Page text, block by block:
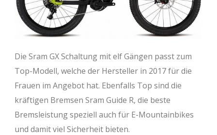
Die Sram GX Schaltung mit elf Gängen passt zum
Top-Modell, welche der Hersteller in 2017 für die
Frauen im Angebot hat. Ebenfalls Top sind die
kräftigen Bremsen Sram Guide R, die beste
Bremsleistung speziell auch für E-Mountainbikes
und damit viel Sicherheit bieten.